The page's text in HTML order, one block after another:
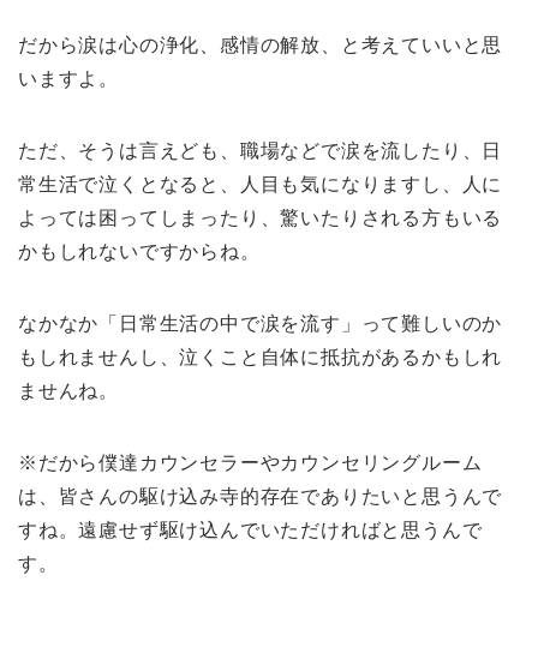
だから涙は心の浄化、感情の解放、と考えていいと思
いますよ。
ただ、そうは言えども、職場などで涙を流したり、日
常生活で泣くとなると、人目も気になりますし、人に
よっては困ってしまったり、驚いたりされる方もいる
かもしれないですからね。
なかなか「日常生活の中で涙を流す」って難しいのか
もしれませんし、泣くこと自体に抵抗があるかもしれ
ませんね。
※だから僕達カウンセラーやカウンセリングルーム
は、皆さんの駆け込み寺的存在でありたいと思うんで
すね。遠慮せず駆け込んでいただければと思うんで
す。